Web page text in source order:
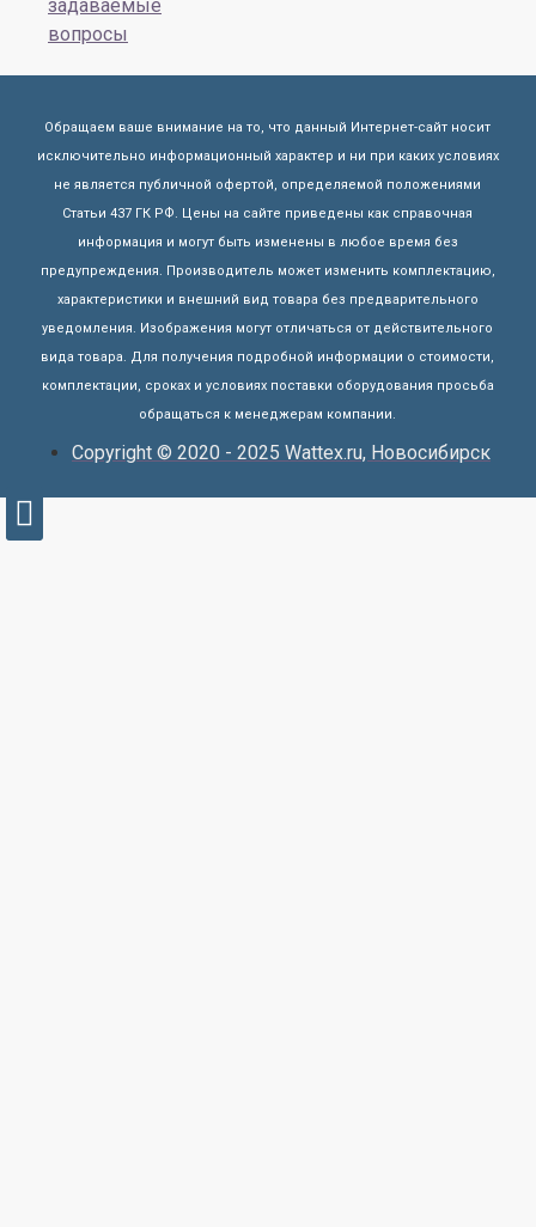
задаваемые
вопросы
Обращаем ваше внимание на то, что данный Интернет-сайт носит
исключительно информационный характер и ни при каких условиях
не является публичной офертой, определяемой положениями
Статьи 437 ГК РФ. Цены на сайте приведены как справочная
информация и могут быть изменены в любое время без
предупреждения. Производитель может изменить комплектацию,
характеристики и внешний вид товара без предварительного
уведомления. Изображения могут отличаться от действительного
вида товара. Для получения подробной информации о стоимости,
комплектации, сроках и условиях поставки оборудования просьба
обращаться к менеджерам компании.
Copyright © 2020 - 2025 Wattex.ru, Новосибирск